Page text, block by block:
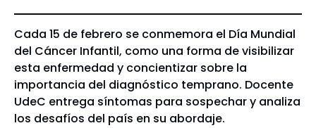
Cada 15 de febrero se conmemora el Día Mundial
del Cáncer Infantil, como una forma de visibilizar
esta enfermedad y concientizar sobre la
importancia del diagnóstico temprano. Docente
UdeC entrega síntomas para sospechar y analiza
los desafíos del país en su abordaje.